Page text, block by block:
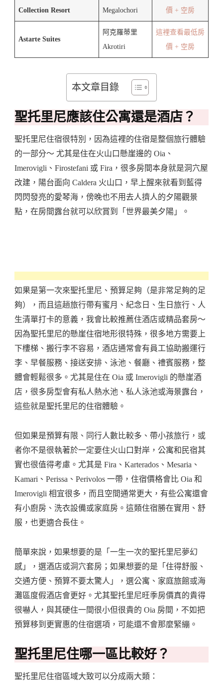
Collection Resort Megalochori 價 + 空房
Astarte Suites
阿克羅蒂里
Akrotiri
這裡查看最低房
價 + 空房
本文章目錄
聖托里尼應該住公寓還是酒店？
聖托里尼住宿很特別，因為這裡的住宿是整個旅行體驗
的一部分～ 尤其是住在火山口懸崖邊的 Oia、
Imerovigli、Firostefani 或 Fira，很多房間本身就是洞穴屋
改建，陽台面向 Caldera 火山口，早上醒來就看到藍得
閃閃發亮的愛琴海，傍晚也不用去人擠人的夕陽觀景
點，在房間露台就可以欣賞到「世界最美夕陽」。
如果是第一次來聖托里尼、預算足夠（是非常足夠的足
夠），而且這趟旅行帶有蜜月、紀念日、生日旅行、人
生清單打卡的意義，我會比較推薦住酒店或精品套房～
因為聖托里尼的懸崖住宿地形很特殊，很多地方需要上
下樓梯、搬行李不容易，酒店通常會有員工協助搬運行
李、早餐服務、接送安排、泳池、餐廳、禮賓服務，整
體會輕鬆很多。尤其是住在 Oia 或 Imerovigli 的懸崖酒
店，很多房型會有私人熱水池、私人泳池或海景露台，
這些就是聖托里尼的住宿體驗。
但如果是預算有限、同行人數比較多、帶小孩旅行，或
者你不是很執著於一定要住火山口對岸，公寓和民宿其
實也很值得考慮。尤其是 Fira、Karterados、Mesaria、
Kamari、Perissa、Perivolos 一帶，住宿價格會比 Oia 和
Imerovigli 相宜很多，而且空間通常更大，有些公寓還會
有小廚房、洗衣設備或家庭房。這類住宿勝在實用、舒
服，也更適合長住。
簡單來說，如果想要的是「一生一次的聖托里尼夢幻
感」，選酒店或洞穴套房；如果想要的是「住得舒服、
交通方便、預算不要太驚人」，選公寓、家庭旅館或海
灘區度假酒店會更好。尤其聖托里尼旺季房價真的貴得
很嚇人，與其硬住一間很小但很貴的 Oia 房間，不如把
預算移到更實惠的住宿選項，可能還不會那麼緊繃。
聖托里尼住哪一區比較好？
聖托里尼住宿區域大致可以分成兩大類：